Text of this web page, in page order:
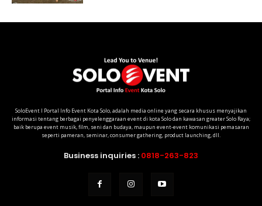
SoloEvent I Portal Info Event Kota Solo, adalah media online yang secara khusus menyajikan
informasi tentang berbagai penyelenggaraan event di kota Solo dan kawasan greater Solo Raya;
baik berupa event musik, film, seni dan budaya, maupun event-event komunikasi pemasaran
seperti pameran, seminar, consumer gathering, product launching, dll.
Business inquiries : 0818-263-823